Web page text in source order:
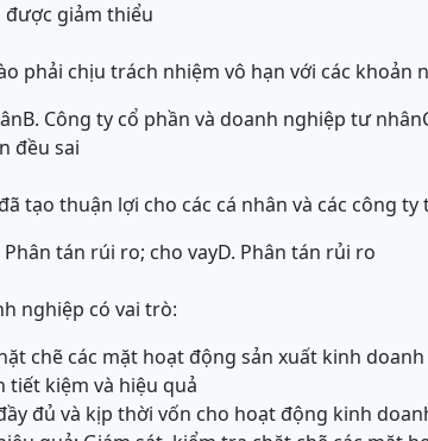
được giảm thiểu
phải chịu trách nhiệm vô hạn với các khoản
B. Công ty cổ phần và doanh nghiệp tư nhân
đều sai
tạo thuận lợi cho các cá nhân và các công
Phân tán rúi ro; cho vayD. Phân tán rủi ro
nghiệp có vai trò:
chẽ các mặt hoạt động sản xuất kinh
tiết kiệm và hiệu quả
đủ và kịp thời vốn cho hoạt động kinh